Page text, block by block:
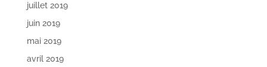
juillet 2019
juin 2019
mai 2019
avril 2019